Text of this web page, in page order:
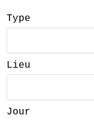
Type
Lieu
Jour